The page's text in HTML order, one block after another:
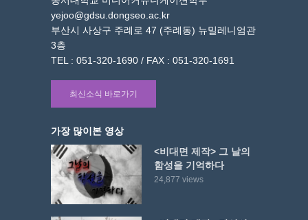
yejoo@gdsu.dongseo.ac.kr
부산시 사상구 주례로 47 (주례동) 뉴밀레니엄관
3층
TEL : 051-320-1690 / FAX : 051-320-1691
최신소식 바로가기
가장 많이본 영상
<비대면 제작> 그 날의
함성을 기억하다
24,877 views